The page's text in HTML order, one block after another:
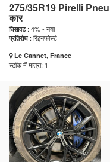
275/35R19 Pirelli
कार
घिसावट: 4% - नया
प्रतिरोध : रिइनफोर्स्ड
Le Cannet, France
स्टॉक में मात्रा: 1